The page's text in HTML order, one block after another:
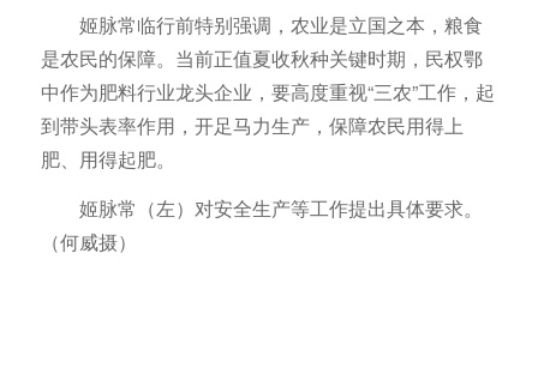
姬脉常临行前特别强调，农业是立国之本，粮食
是农民的保障。当前正值夏收秋种关键时期，民权鄂
中作为肥料行业龙头企业，要高度重视“三农”工作，起
到带头表率作用，开足马力生产，保障农民用得上
肥、用得起肥。
姬脉常（左）对安全生产等工作提出具体要求。
（何威摄）